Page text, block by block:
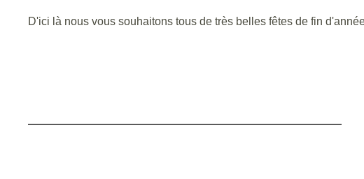
D'ici là nous vous souhaitons tous de très belles fêtes de fin